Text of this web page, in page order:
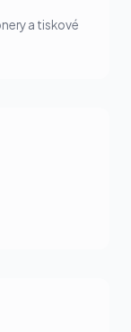
a tiskové